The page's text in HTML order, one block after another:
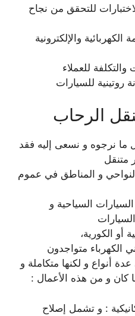
للتحقق من نجاح
والإلكترونية
للعملاء
روتينية للسيارات
الرحاب
ما نرجوه و نسعى إليه فقد
متنقل
و المناطق في عموم
السيارات السياحية و
أو الكورية،
الكهرباء متواجدون
أنواع و لكنها متكاملة و
كان و من هذه الأعمال :
: و تشمل إصلاح